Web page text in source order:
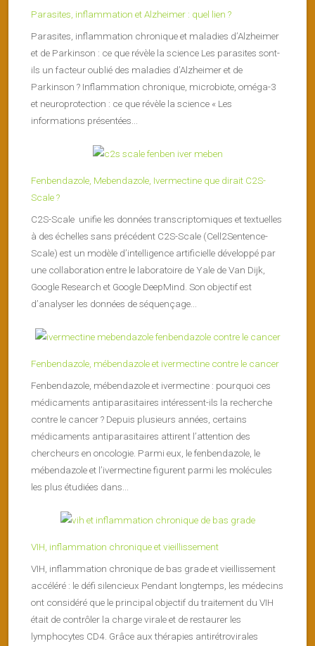
Parasites, inflammation et Alzheimer : quel lien ?
Parasites, inflammation chronique et maladies d’Alzheimer
et de Parkinson : ce que révèle la science Les parasites sont-
ils un facteur oublié des maladies d’Alzheimer et de
Parkinson ? Inflammation chronique, microbiote, oméga-3
et neuroprotection : ce que révèle la science « Les
informations présentées...
Fenbendazole, Mebendazole, Ivermectine que dirait C2S-
Scale ?
C2S-Scale unifie les données transcriptomiques et textuelles
à des échelles sans précédent C2S-Scale (Cell2Sentence-
Scale) est un modèle d’intelligence artificielle développé par
une collaboration entre le laboratoire de Yale de Van Dijk,
Google Research et Google DeepMind. Son objectif est
d’analyser les données de séquençage...
Fenbendazole, mébendazole et ivermectine contre le cancer
Fenbendazole, mébendazole et ivermectine : pourquoi ces
médicaments antiparasitaires intéressent-ils la recherche
contre le cancer ? Depuis plusieurs années, certains
médicaments antiparasitaires attirent l’attention des
chercheurs en oncologie. Parmi eux, le fenbendazole, le
mébendazole et l’ivermectine figurent parmi les molécules
les plus étudiées dans...
VIH, inflammation chronique et vieillissement
VIH, inflammation chronique de bas grade et vieillissement
accéléré : le défi silencieux Pendant longtemps, les médecins
ont considéré que le principal objectif du traitement du VIH
était de contrôler la charge virale et de restaurer les
lymphocytes CD4. Grâce aux thérapies antirétrovirales